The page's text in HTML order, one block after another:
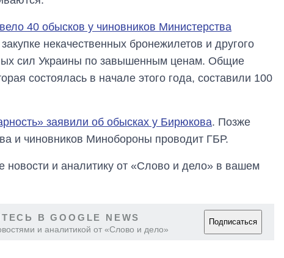
40 обысков у чиновников Министерства
некачественных бронежилетов и другого
сил Украины по завышенным ценам. Общие
состоялась в начале этого года, составили 100
заявили об обысках у Бирюкова. Позже
и чиновников Минобороны проводит ГБР.
и аналитику от «Слово и дело» в вашем
В GOOGLE NEWS
и аналитикой от «Слово и дело»
Подписаться